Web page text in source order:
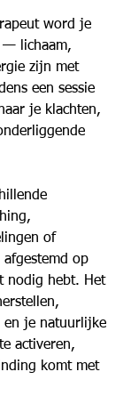
word je
— lichaam,
zijn met
een sessie
je klachten,
of
op
nodig hebt. Het
en je natuurlijke
activeren,
komt met